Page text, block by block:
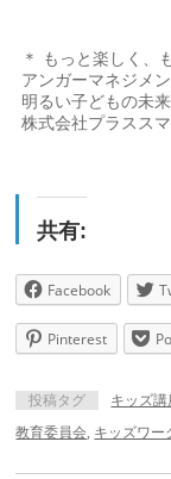
＊ もっと楽しく、
アンガーマネジメ
明るい子どもの未
株式会社プラスス
共有:
Facebook
Pinterest
投稿タグ キッズ講
教育委員会, キッズワー